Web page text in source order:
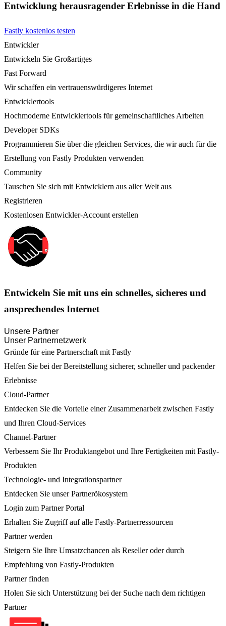
Entwicklung herausragender Erlebnisse in die Hand
Fastly kostenlos testen
Entwickler
Entwickeln Sie Großartiges
Fast Forward
Wir schaffen ein vertrauenswürdigeres Internet
Entwicklertools
Hochmoderne Entwicklertools für gemeinschaftliches Arbeiten
Developer SDKs
Programmieren Sie über die gleichen Services, die wir auch für die
Erstellung von Fastly Produkten verwenden
Community
Tauschen Sie sich mit Entwicklern aus aller Welt aus
Registrieren
Kostenlosen Entwickler-Account erstellen
Entwickeln Sie mit uns ein schnelles, sicheres und
ansprechendes Internet
Unsere Partner
Unser Partnernetzwerk
Gründe für eine Partnerschaft mit Fastly
Helfen Sie bei der Bereitstellung sicherer, schneller und packender
Erlebnisse
Cloud-Partner
Entdecken Sie die Vorteile einer Zusammenarbeit zwischen Fastly
und Ihren Cloud-Services
Channel-Partner
Verbessern Sie Ihr Produktangebot und Ihre Fertigkeiten mit Fastly-
Produkten
Technologie- und Integrationspartner
Entdecken Sie unser Partnerökosystem
Login zum Partner Portal
Erhalten Sie Zugriff auf alle Fastly-Partnerressourcen
Partner werden
Steigern Sie Ihre Umsatzchancen als Reseller oder durch
Empfehlung von Fastly-Produkten
Partner finden
Holen Sie sich Unterstützung bei der Suche nach dem richtigen
Partner